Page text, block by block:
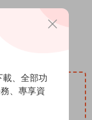
、全部功
、專享資